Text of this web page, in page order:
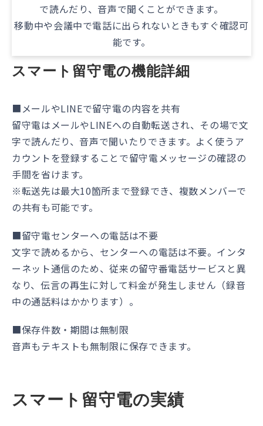
で読んだり、音声で聞くことができます。
移動中や会議中で電話に出られないときもすぐ確認可
能です。
スマート留守電の機能詳細
■メールやLINEで留守電の内容を共有
留守電はメールやLINEへの自動転送され、その場で文
字で読んだり、音声で聞いたりできます。よく使うア
カウントを登録することで留守電メッセージの確認の
手間を省けます。
※転送先は最大10箇所まで登録でき、複数メンバーで
の共有も可能です。
■留守電センターへの電話は不要
文字で読めるから、センターへの電話は不要。インタ
ーネット通信のため、従来の留守番電話サービスと異
なり、伝言の再生に対して料金が発生しません（録音
中の通話料はかかります）。
■保存件数・期間は無制限
音声もテキストも無制限に保存できます。
スマート留守電の実績